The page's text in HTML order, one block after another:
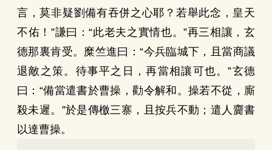
言，莫非疑劉備有吞併之心耶？若舉此念，皇天
不佑！”謙曰：“此老夫之實情也。”再三相讓，玄
德那裏肯受。糜竺進曰：“今兵臨城下，且當商議
退敵之策。待事平之日，再當相讓可也。”玄德
曰：“備當遣書於曹操，勸令解和。操若不從，廝
殺未遲。”於是傳檄三寨，且按兵不動；遣人齎書
以達曹操。